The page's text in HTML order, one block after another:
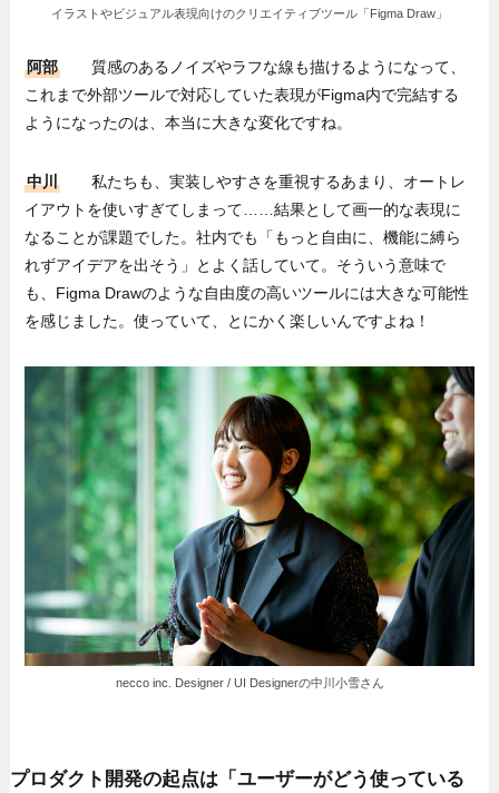
イラストやビジュアル表現向けのクリエイティブツール「Figma Draw」
阿部
質感のあるノイズやラフな線も描けるようになって、
これまで外部ツールで対応していた表現がFigma内で完結する
ようになったのは、本当に大きな変化ですね。
中川
私たちも、実装しやすさを重視するあまり、オートレ
イアウトを使いすぎてしまって……結果として画一的な表現に
なることが課題でした。社内でも「もっと自由に、機能に縛ら
れずアイデアを出そう」とよく話していて。そういう意味で
も、Figma Drawのような自由度の高いツールには大きな可能性
を感じました。使っていて、とにかく楽しいんですよね！
necco inc. Designer / UI Designerの中川小雪さん
プロダクト開発の起点は「ユーザーがどう使っている